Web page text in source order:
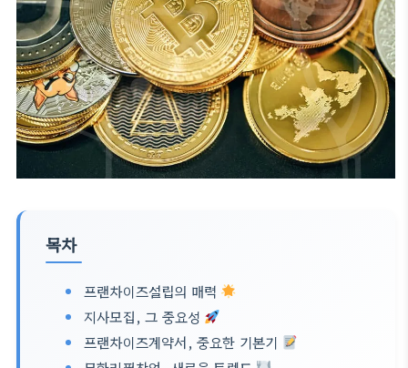
목차
프랜차이즈설립의 매력
지사모집, 그 중요성
프랜차이즈계약서, 중요한 기본기